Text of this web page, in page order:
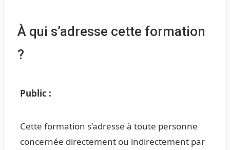
À qui s’adresse cette formation
?
Public :
Cette formation s’adresse à toute personne
concernée directement ou indirectement par